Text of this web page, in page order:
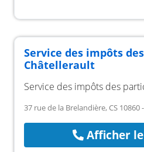
Service des impôts
Châtellerault
Service des impôts des
37 rue de la Brelandière, CS
Afficher